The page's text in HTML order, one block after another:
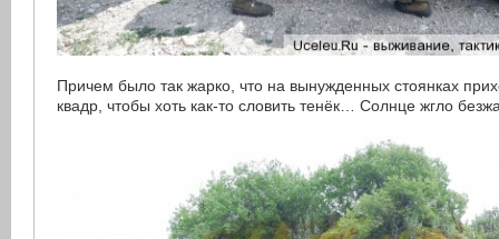
Причем было так жарко, что на вынужденных стоянках
квадр, чтобы хоть как-то словить тенёк… Солнце жгло